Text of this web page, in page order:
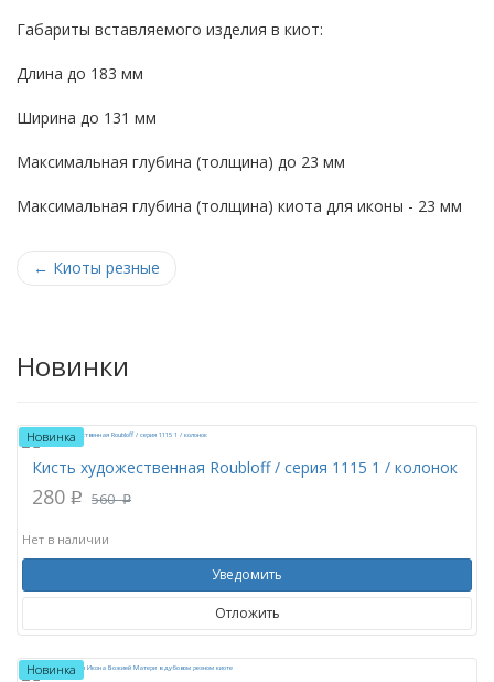
Габариты вставляемого изделия в киот:
Длина до 183 мм
Ширина до 131 мм
Максимальная глубина (толщина) до 23 мм
Максимальная глубина (толщина) киота для иконы - 23 мм
← Киоты резные
Новинки
Новинка
Кисть художественная Roubloff / серия 1115 1 / колонок
280 p 560 p
Нет в наличии
Уведомить
Отложить
Новинка